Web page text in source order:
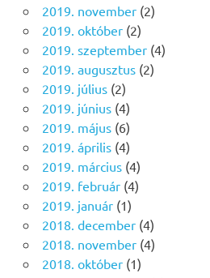
2019. november(2)
2019. október(2)
2019. szeptember(4)
2019. augusztus(2)
2019. július(2)
2019. június(4)
2019. május(6)
2019. április(4)
2019. március(4)
2019. február(4)
2019. január(1)
2018. december(4)
2018. november(4)
2018. október(1)